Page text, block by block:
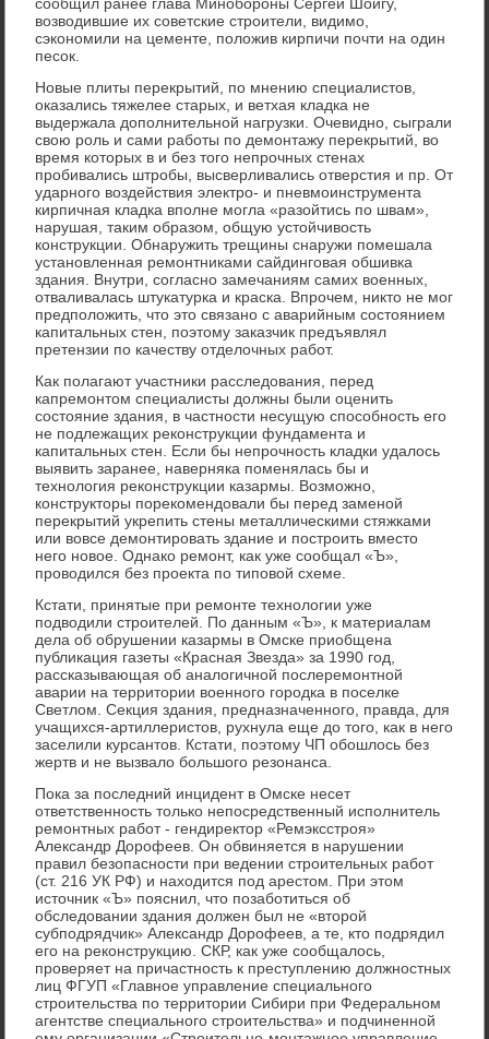
возводившие их советские строители, видимо,
сэкономили на цементе, положив кирпичи почти на один
песок.
Новые плиты перекрытий, по мнению специалистов,
оказались тяжелее старых, и ветхая кладка не
выдержала дополнительной нагрузки. Очевидно, сыграли
свою роль и сами работы по демонтажу перекрытий, во
время которых в и без того непрочных стенах
пробивались штробы, высверливались отверстия и пр. От
ударного воздействия электро- и пневмоинструмента
кирпичная кладка вполне могла «разойтись по швам»,
нарушая, таким образом, общую устойчивость
конструкции. Обнаружить трещины снаружи помешала
установленная ремонтниками сайдинговая обшивка
здания. Внутри, согласно замечаниям самих военных,
отваливалась штукатурка и краска. Впрочем, никто не мог
предположить, что это связано с аварийным состоянием
капитальных стен, поэтому заказчик предъявлял
претензии по качеству отделочных работ.
Как полагают участники расследования, перед
капремонтом специалисты должны были оценить
состояние здания, в частности несущую способность его
не подлежащих реконструкции фундамента и
капитальных стен. Если бы непрочность кладки удалось
выявить заранее, наверняка поменялась бы и
технология реконструкции казармы. Возможно,
конструкторы порекомендовали бы перед заменой
перекрытий укрепить стены металлическими стяжками
или вовсе демонтировать здание и построить вместо
него новое. Однако ремонт, как уже сообщал «Ъ»,
проводился без проекта по типовой схеме.
Кстати, принятые при ремонте технологии уже
подводили строителей. По данным «Ъ», к материалам
дела об обрушении казармы в Омске приобщена
публикация газеты «Красная Звезда» за 1990 год,
рассказывающая об аналогичной послеремонтной
аварии на территории военного городка в поселке
Светлом. Секция здания, предназначенного, правда, для
учащихся-артиллеристов, рухнула еще до того, как в него
заселили курсантов. Кстати, поэтому ЧП обошлось без
жертв и не вызвало большого резонанса.
Пока за последний инцидент в Омске несет
ответственность только непосредственный исполнитель
ремонтных работ - гендиректор «Ремэксстроя»
Александр Дорофеев. Он обвиняется в нарушении
правил безопасности при ведении строительных работ
(ст. 216 УК РФ) и находится под арестом. При этом
источник «Ъ» пояснил, что позаботиться об
обследовании здания должен был не «второй
субподрядчик» Александр Дорофеев, а те, кто подрядил
его на реконструкцию. СКР, как уже сообщалось,
проверяет на причастность к преступлению должностных
лиц ФГУП «Главное управление специального
строительства по территории Сибири при Федеральном
агентстве специального строительства» и подчиненной